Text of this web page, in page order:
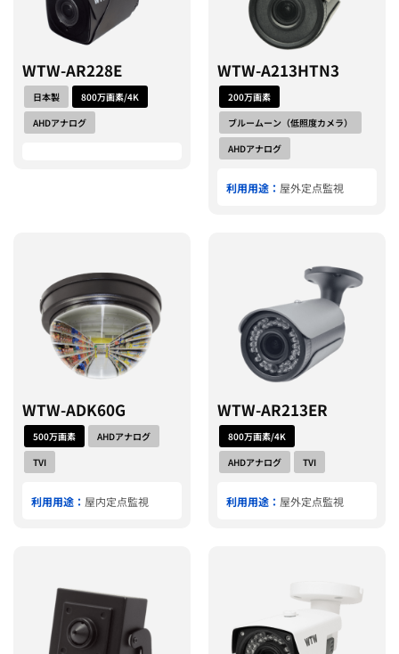
WTW-AR228E
日本製
800万画素/4K
AHDアナログ
WTW-A213HTN3
200万画素
ブルームーン（低照度カメラ）
AHDアナログ
利用用途： 屋外定点監視
WTW-ADK60G
500万画素
AHDアナログ
TVI
利用用途： 屋内定点監視
WTW-AR213ER
800万画素/4K
AHDアナログ
TVI
利用用途： 屋外定点監視